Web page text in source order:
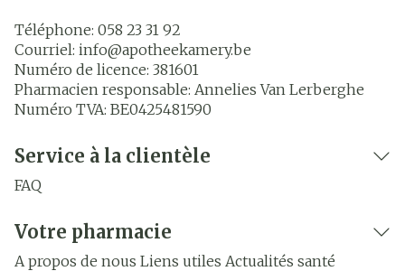
Téléphone: 058 23 31 92
Courriel: info@apotheekamery.be
Numéro de licence: 381601
Pharmacien responsable: Annelies Van Lerberghe
Numéro TVA: BE0425481590
Service à la clientèle
FAQ
Votre pharmacie
A propos de nous Liens utiles Actualités santé